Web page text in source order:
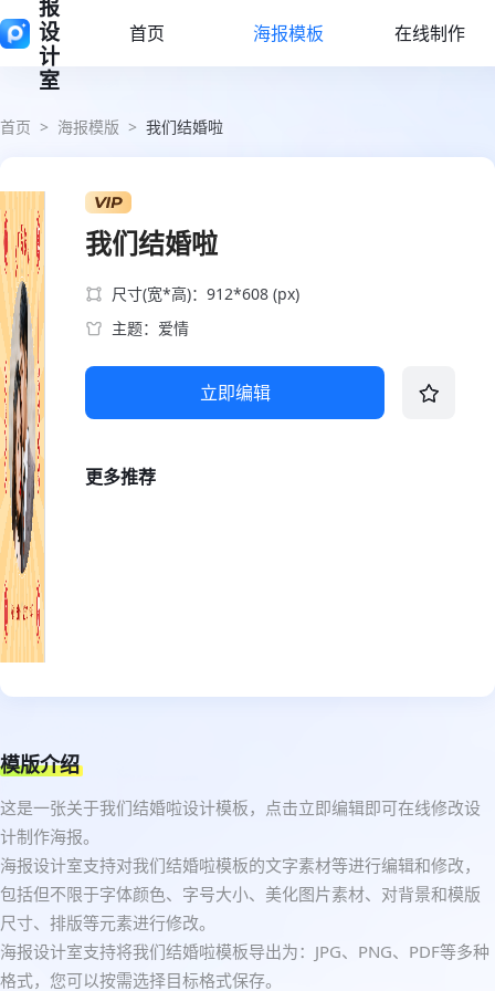
报
设
计
室
首页 海报模板 在线制作
首页 > 海报模版 > 我们结婚啦
我们结婚啦
尺寸(宽*高)：912*608 (px)
主题：爱情
立即编辑
更多推荐
模版介绍
这是一张关于我们结婚啦设计模板，点击立即编辑即可在线修改设
计制作海报。
海报设计室支持对我们结婚啦模板的文字素材等进行编辑和修改，
包括但不限于字体颜色、字号大小、美化图片素材、对背景和模版
尺寸、排版等元素进行修改。
海报设计室支持将我们结婚啦模板导出为：JPG、PNG、PDF等多种
格式，您可以按需选择目标格式保存。